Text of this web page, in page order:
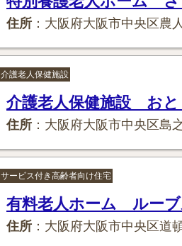
住所 ：大阪府大阪市中央区農
介護老人保健施設
介護老人保健施設 おと
住所 ：大阪府大阪市中央区島
サービス付き高齢者向け住宅
有料老人ホーム ルーブ
住所 ：大阪府大阪市中央区道